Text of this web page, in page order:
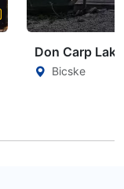
Don Carp Lake
Bicske